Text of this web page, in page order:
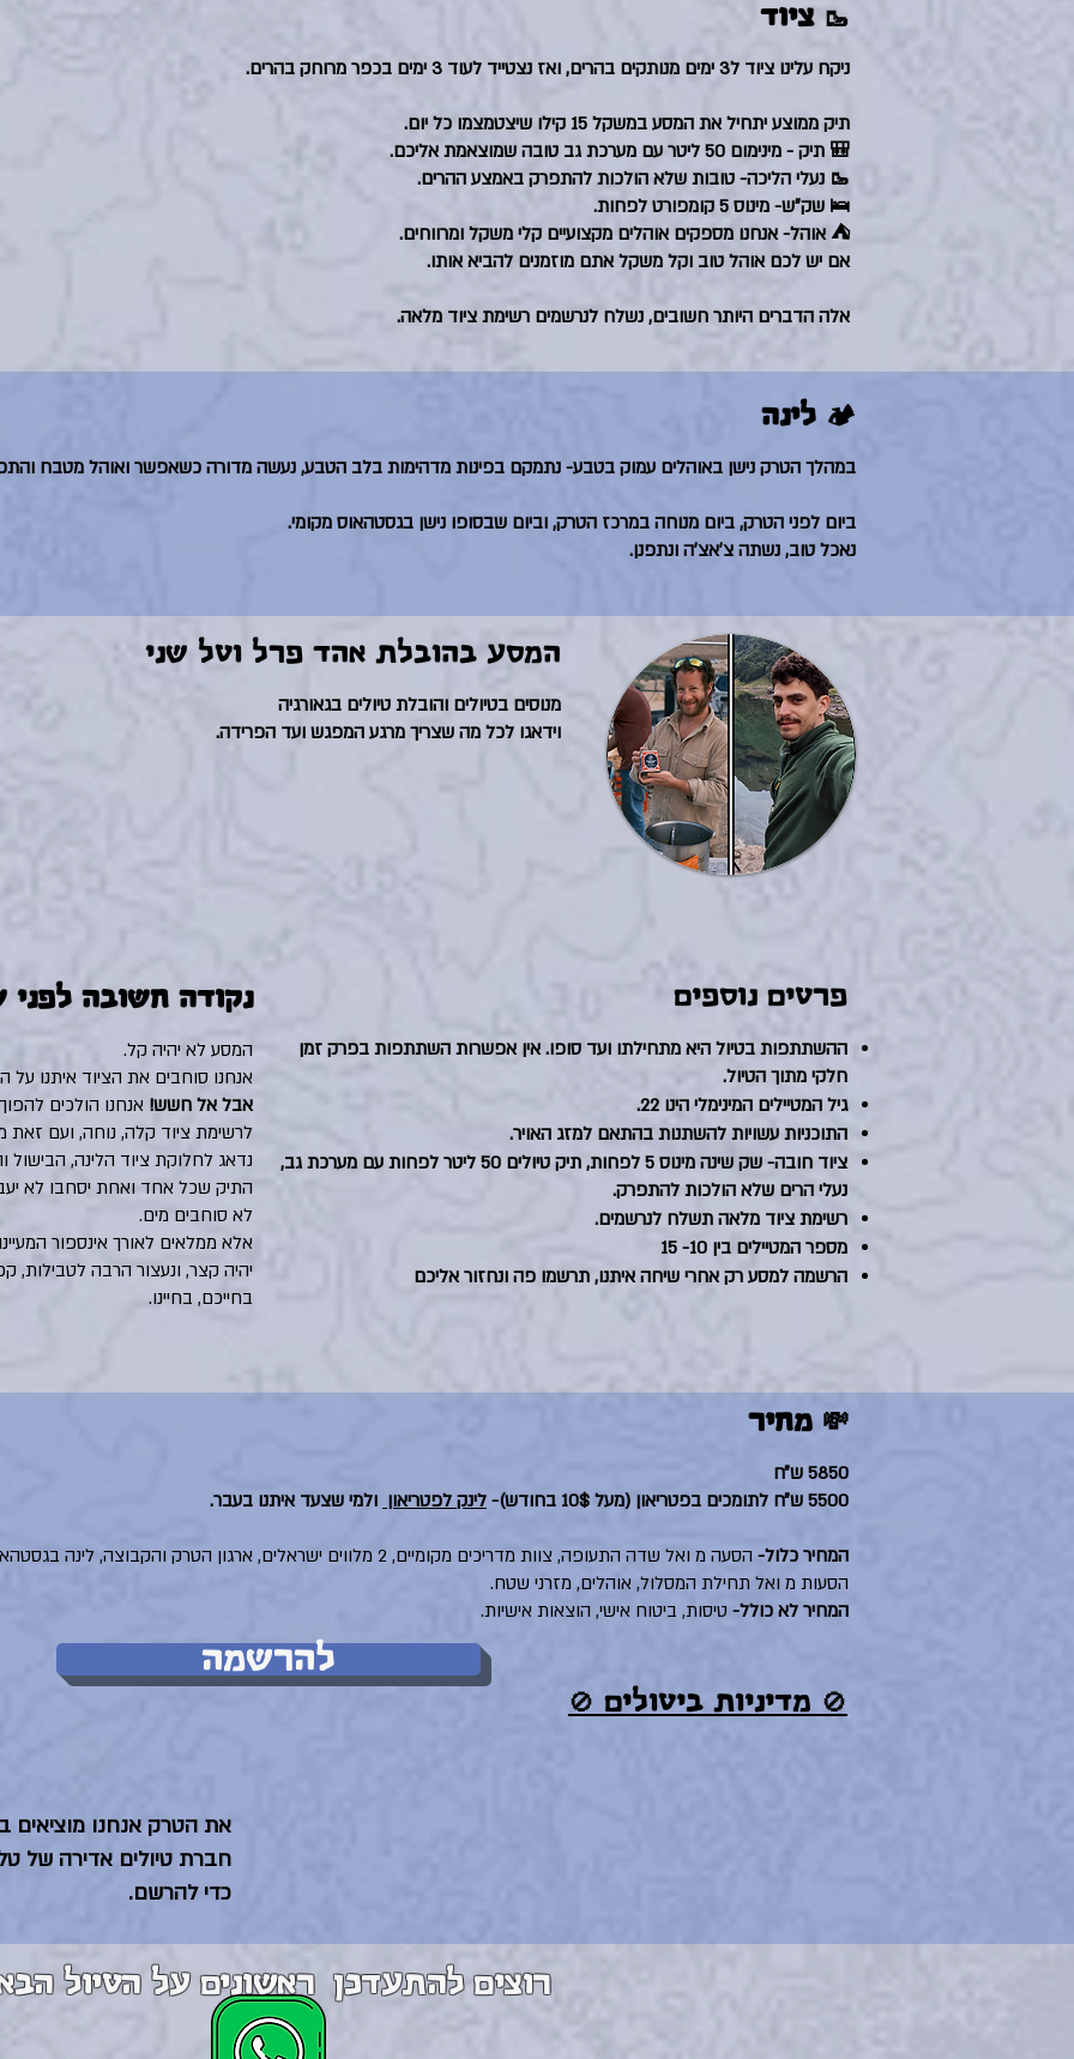
🥾 ציוד
ניקח עלינו ציוד ל3 ימים מנותקים בהרים, ואז נצטייד לעוד 3 ימים בכפר מרוחק בהרים.
תיק ממוצע יתחיל את המסע במשקל 15 קילו שיצטמצמו כל יום.
🎒 תיק - מינימום 50 ליטר עם מערכת גב טובה שמוצאמת אליכם.
🥾 נעלי הליכה- טובות שלא הולכות להתפרק באמצע ההרים.
🛌 שק״ש- מינוס 5 קומפורט לפחות.
⛺️ אוהל- אנחנו מספקים אוהלים מקצועיים קלי משקל ומרווחים.
אם יש לכם אוהל טוב וקל משקל אתם מוזמנים להביא אותו.
אלה הדברים היותר חשובים, נשלח לנרשמים רשימת ציוד מלאה.
🏕️ לינה
במהלך הטרק נישן באוהלים עמוק בטבע- נתמקם בפינות מדהימות בלב הטבע, נעשה מדורה כשאפשר ואוהל מטבח
ביום לפני הטרק, ביום מנוחה במרכז הטרק, וביום שבסופו נישן בגסטהאוס מקומי.
נאכל טוב, נשתה צ׳אצ׳ה ונתפנן.
המסע בהובלת אהד פרל וטל שני
מנוסים בטיולים והובלת טיולים בגאורגיה
וידאגו לכל מה שצריך מרגע המפגש ועד הפרידה.
פרטים נוספים
ההשתתפות בטיול היא מתחילתו ועד סופו. אין אפשרות השתתפות בפרק זמן
חלקי מתוך הטיול.
גיל המטיילים המינימלי הינו 22.
התוכניות עשויות להשתנות בהתאם למזג האויר.
ציוד חובה- שק שינה מינוס 5 לפחות, תיק טיולים 50 ליטר לפחות עם מערכת גב,
נעלי הרים שלא הולכות להתפרק.
רשימת ציוד מלאה תשלח לנרשמים.
מספר המטיילים בין 10- 15
הרשמה למסע רק אחרי שיחה איתנו, תרשמו פה ונחזור אליכם
נקודה חשובה לפני
המסע לא יהיה קל.
אנחנו סוחבים את הציוד איתנו
אבל אל חשש! אנחנו הולכים
לרשימת ציוד קלה, נוחה, ועם זאת
נדאג לחלוקת ציוד הלינה, הבישול
לא סוחבים מים.
אלא ממלאים לאורך אינספור
יהיה קצר, ונעצור הרבה לטבילות,
בחייכם, בחיינו.
💸 מחיר
5850 ש״ח
5500 ש״ח לתומכים בפטריאון (מעל 10$ בחודש)-
לינק לפטריאון ולמי שצעד איתנו בעבר.
המחיר כלול-
הסעה מ ואל שדה התעופה, צוות מדריכים מקומיים, 2 מלווים ישראלים, ארגון
הסעות מ ואל תחילת המסלול, אוהלים, מזרני שטח.
המחיר לא כולל- טיסות, ביטוח אישי, הוצאות אישיות.
🚫 מדיניות ביטולים 🚫
להרשמה
חברת טיולים אדירה של
כדי להרשם.
רוצים להתעדכן ראשונים על הטיול